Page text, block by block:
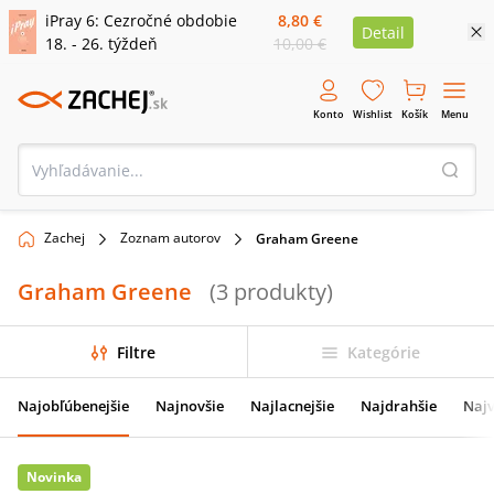
iPray 6: Cezročné obdobie
18. - 26. týždeň
8,80 €
10,00 €
Detail
Konto Wishlist Košík Menu
Zachej Zoznam autorov Graham Greene
Graham Greene (3 produkty)
Filtre Kategórie
Najobľúbenejšie Najnovšie Najlacnejšie Najdrahšie
Novinka